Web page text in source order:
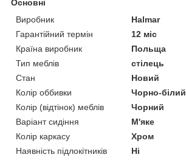
Основні
Виробник
Halmar
Гарантійний термін
12 міс
Країна виробник
Польща
Тип меблів
стілець
Стан
Новий
Колір оббивки
Чорно-білий
Колір (відтінок) меблів
Чорний
Варіант сидіння
М'яке
Колір каркасу
Хром
Наявність підлокітників
Ні